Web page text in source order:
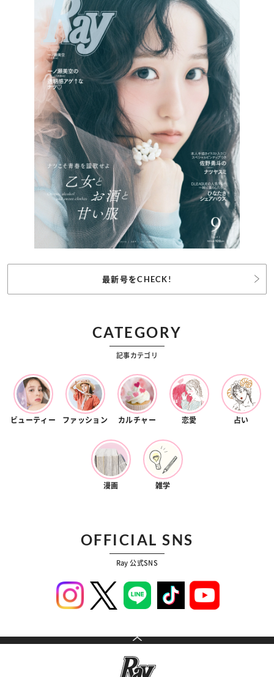
最新号をCHECK!
CATEGORY
記事カテゴリ
ビューティー ファッション カルチャー 恋愛 占い
漫画 雑学
OFFICIAL SNS
Ray 公式SNS